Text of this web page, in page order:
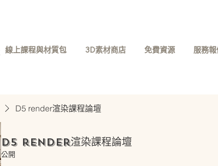
線上課程與材質包 3D素材商店 免費資源 服務
D5 render渲染課程論壇
D5 render渲染課程論壇
公開